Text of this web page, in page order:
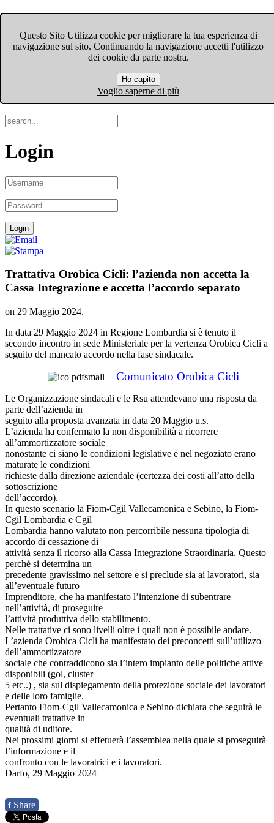
Questo Sito Utilizza cookie per migliorare la tua esperienza di
navigazione sul sito. Continuando la navigazione accetti l'utilizzo
dei cookie da parte nostra.
Ho capito
Voglio saperne di più
Menu
Login
Trattativa Orobica Cicli: l’azienda non accetta la
Cassa Integrazione e accetta l’accordo separato
on 29 Maggio 2024.
In data 29 Maggio 2024 in Regione Lombardia si è tenuto il
secondo incontro in sede Ministeriale per la vertenza Orobica Cicli a
seguito del mancato accordo nella fase sindacale.
Comunicato Orobica Cicli
Le Organizzazione sindacali e le Rsu attendevano una risposta da
parte dell’azienda in
seguito alla proposta avanzata in data 20 Maggio u.s.
L’azienda ha confermato la non disponibilità a ricorrere
all’ammortizzatore sociale
nonostante ci siano le condizioni legislative e nel negoziato erano
maturate le condizioni
richieste dalla direzione aziendale (certezza dei costi all’atto della
sottoscrizione
dell’accordo).
In questo scenario la Fiom-Cgil Vallecamonica e Sebino, la Fiom-
Cgil Lombardia e Cgil
Lombardia hanno valutato non percorribile nessuna tipologia di
accordo di cessazione di
attività senza il ricorso alla Cassa Integrazione Straordinaria. Questo
perché si determina un
precedente gravissimo nel settore e si preclude sia ai lavoratori, sia
all’eventuale futuro
Imprenditore, che ha manifestato l’intenzione di subentrare
nell’attività, di proseguire
l’attività produttiva dello stabilimento.
Nelle trattative ci sono livelli oltre i quali non è possibile andare.
L’azienda Orobica Cicli ha manifestato dei preconcetti sull’utilizzo
dell’ammortizzatore
sociale che contraddicono sia l’intero impianto delle politiche attive
disponibili (gol, cluster
5 etc..) , sia sul dispiegamento della protezione sociale dei lavoratori
e delle loro famiglie.
Pertanto Fiom-Cgil Vallecamonica e Sebino dichiara che seguirà le
eventuali trattative in
qualità di uditore.
Nei prossimi giorni si effetuerà l’assemblea nella quale si proseguirà
l’informazione e il
confronto con le lavoratrici e i lavoratori.
Darfo, 29 Maggio 2024
f Share